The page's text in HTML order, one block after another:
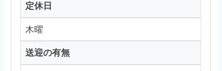
定休日
木曜
送迎の有無